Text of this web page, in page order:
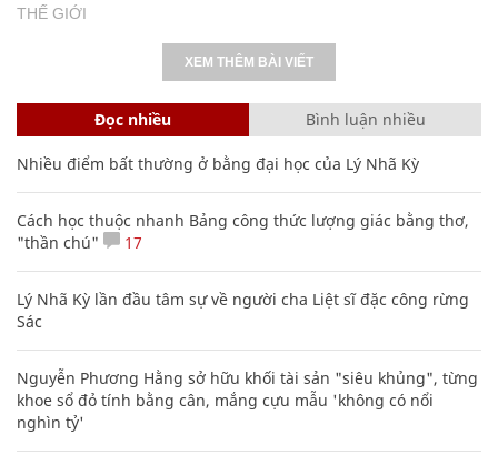
THẾ GIỚI
XEM THÊM BÀI VIẾT
Đọc nhiều Bình luận nhiều
Nhiều điểm bất thường ở bằng đại học của Lý Nhã Kỳ
Cách học thuộc nhanh Bảng công thức lượng giác bằng thơ,
"thần chú"
17
Lý Nhã Kỳ lần đầu tâm sự về người cha Liệt sĩ đặc công rừng
Sác
Nguyễn Phương Hằng sở hữu khối tài sản "siêu khủng", từng
khoe sổ đỏ tính bằng cân, mắng cựu mẫu 'không có nổi
nghìn tỷ'